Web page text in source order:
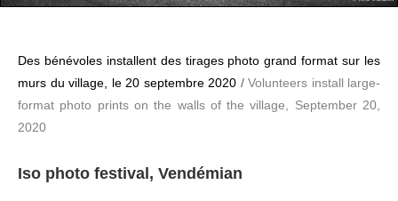
Des bénévoles installent des tirages photo grand format sur les
murs du village, le 20 septembre 2020 / Volunteers install large-
format photo prints on the walls of the village, September 20,
2020
Iso photo festival, Vendémian